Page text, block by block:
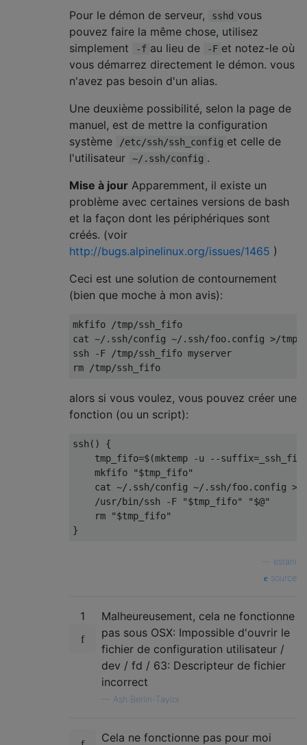
Pour le démon de serveur, sshd vous
pouvez faire la même chose, utilisez
simplement
-f au lieu de -F et notez-le où
vous démarrez directement le démon. vous
n'avez pas besoin d'un alias.
Une deuxième possibilité, selon la page de
manuel, est de mettre la configuration
système
/etc/ssh/ssh_config et celle de
l'utilisateur
~/.ssh/config .
Mise à jour Apparemment, il existe un
problème avec certaines versions de bash
et la façon dont les périphériques sont
créés. (voir
http://bugs.alpinelinux.org/issues/1465 )
Ceci est une solution de contournement
(bien que moche à mon avis):
mkfifo /tmp/ssh_fifo
cat ~/.ssh/config ~/.ssh/foo.config >/
ssh -F /tmp/ssh_fifo myserver
alors si vous voulez, vous pouvez créer une
fonction (ou un script):
ssh() {
tmp_fifo=$(mktemp -u --
    mkfifo "$tmp_fifo"
cat ~/.ssh/config ~/.ssh/foo.config
    /usr/bin/ssh -F "$tmp_fifo" "$@"
    rm "$tmp_fifo"
estani
source
1
Malheureusement, cela ne fonctionne
pas sous OSX: Impossible d'ouvrir le
fichier de configuration utilisateur /
dev / fd / 63: Descripteur de fichier
incorrect
Ash Berlin-Taylor
Cela ne fonctionne pas pour moi